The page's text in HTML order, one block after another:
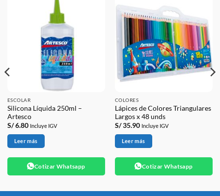
ESCOLAR
Silicona Líquida 250ml –
Artesco
S/6.80 Incluye IGV
Leer más
Cotizar Whatsapp
COLORES
Lápices de Colores Triangulares
Largos x 48 unds
S/35.90 Incluye IGV
Leer más
Cotizar Whatsapp